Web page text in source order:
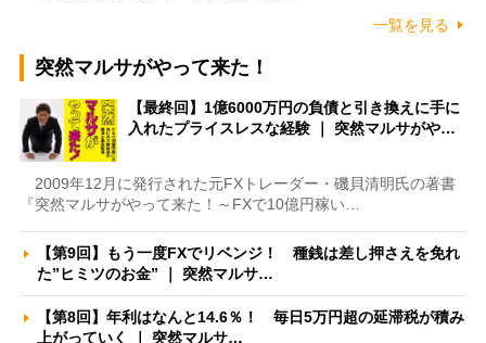
一覧を見る
突然マルサがやって来た！
【最終回】1億6000万円の負債と引き換えに手に
入れたプライスレスな経験 ｜ 突然マルサがや…
2009年12月に発行された元FXトレーダー・磯貝清明氏の著書
『突然マルサがやって来た！～FXで10億円稼い…
【第9回】もう一度FXでリベンジ！ 種銭は差し押さえを免れ
た”ヒミツのお金” ｜ 突然マルサ…
【第8回】年利はなんと14.6％！ 毎日5万円超の延滞税が積み
上がっていく ｜ 突然マルサ…